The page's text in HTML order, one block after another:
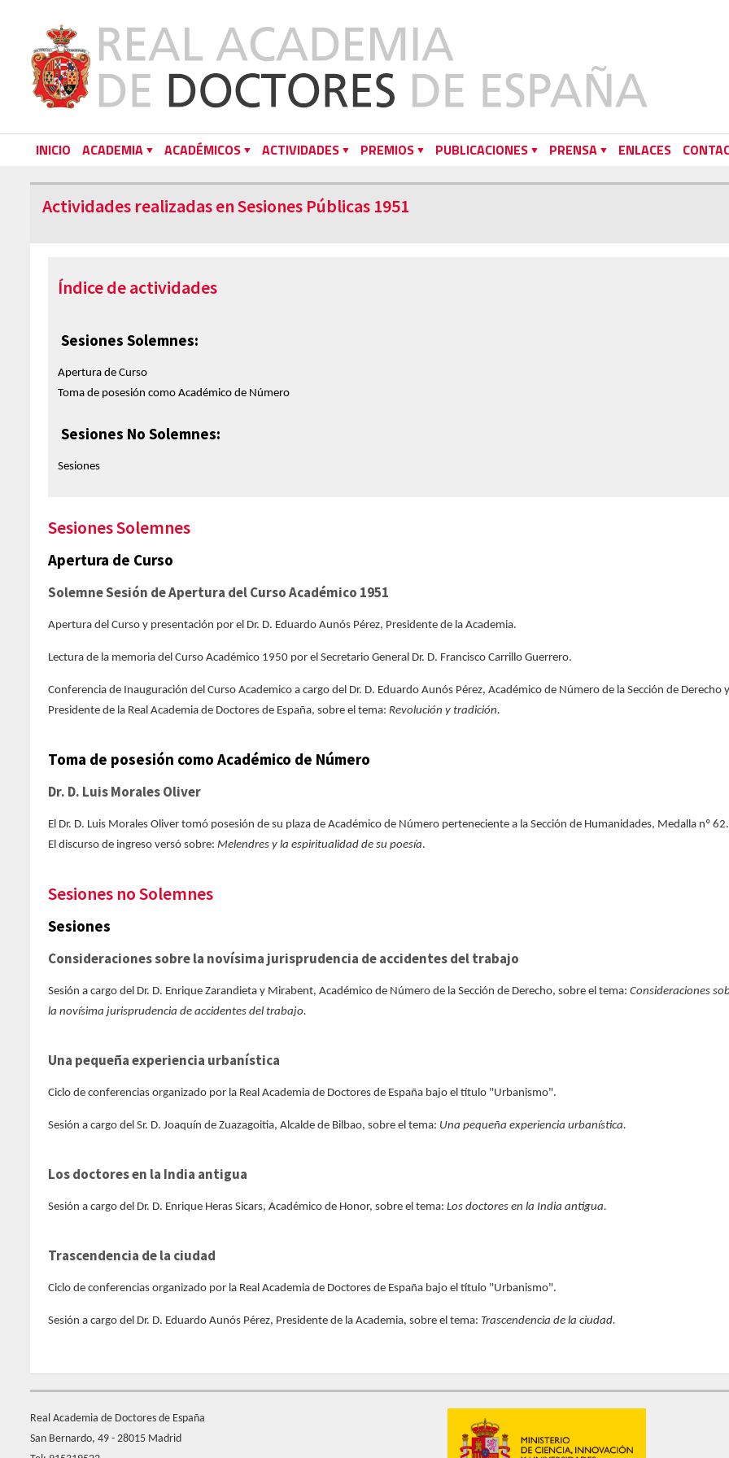
INICIO ACADEMIA ACADÉMICOS ACTIVIDADES PREMIOS PUBLICACIONES PRENSA ENLACES
Actividades realizadas en Sesiones Públicas 1951
Índice de actividades
Sesiones Solemnes:
Apertura de Curso
Toma de posesión como Académico de Número
Sesiones No Solemnes:
Sesiones
Sesiones Solemnes
Apertura de Curso
Solemne Sesión de Apertura del Curso Académico 1951
Apertura del Curso y presentación por el Dr. D. Eduardo Aunós Pérez, Presidente de la Academia.
Lectura de la memoria del Curso Académico 1950 por el Secretario General Dr. D. Francisco Carrillo Guerrero.
Conferencia de Inauguración del Curso Academico a cargo del Dr. D. Eduardo Aunós Pérez, Académico de Número de la Sección de Derecho y
Presidente de la Real Academia de Doctores de España, sobre el tema: Revolución y tradición.
Toma de posesión como Académico de Número
Dr. D. Luis Morales Oliver
El Dr. D. Luis Morales Oliver tomó posesión de su plaza de Académico de Número perteneciente a la Sección de Humanidades, Medalla nº 62.
El discurso de ingreso versó sobre: Melendres y la espiritualidad de su poesía.
Sesiones no Solemnes
Sesiones
Consideraciones sobre la novísima jurisprudencia de accidentes del trabajo
Sesión a cargo del Dr. D. Enrique Zarandieta y Mirabent, Académico de Número de la Sección de Derecho, sobre el tema: Consideraciones
la novísima jurisprudencia de accidentes del trabajo.
Una pequeña experiencia urbanística
Ciclo de conferencias organizado por la Real Academia de Doctores de España bajo el título "Urbanismo".
Sesión a cargo del Sr. D. Joaquín de Zuazagoitia, Alcalde de Bilbao, sobre el tema: Una pequeña experiencia urbanística.
Los doctores en la India antigua
Sesión a cargo del Dr. D. Enrique Heras Sicars, Académico de Honor, sobre el tema: Los doctores en la India antigua.
Trascendencia de la ciudad
Ciclo de conferencias organizado por la Real Academia de Doctores de España bajo el título "Urbanismo".
Sesión a cargo del Dr. D. Eduardo Aunós Pérez, Presidente de la Academia, sobre el tema: Trascendencia de la ciudad.
Real Academia de Doctores de España
San Bernardo, 49 - 28015 Madrid